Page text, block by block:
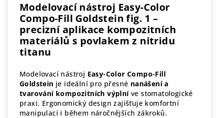
Modelovací nástroj Easy-Color
Compo-Fill Goldstein fig. 1 –
precizní aplikace kompozitních
materiálů s povlakem z nitridu
titanu
Modelovací nástroj Easy-Color Compo-Fill
Goldstein je ideální pro přesné nanášení a
tvarování kompozitních výplníve stomatologické
praxi. Ergonomický design zajišťuje komfortní
manipulaci i během náročnějších zákroků.